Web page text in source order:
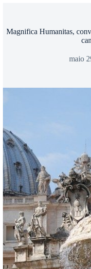
Magnifica Humanitas,
maio